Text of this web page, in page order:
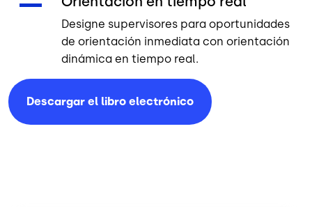
Designe supervisores para oportunidades
de orientación inmediata con orientación
dinámica en tiempo real.
Descargar el libro electrónico